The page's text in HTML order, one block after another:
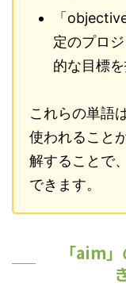
「
定のプロ
的な目標
これらの単語
使われること
解することで
できます。
「aim